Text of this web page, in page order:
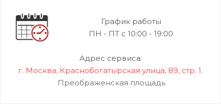
График работы
ПН - ПТ с 10:00 - 19:00
Адрес сервиса:
г. Москва, Краснобогатырская улица, 89, стр. 1.
Преображенская площадь